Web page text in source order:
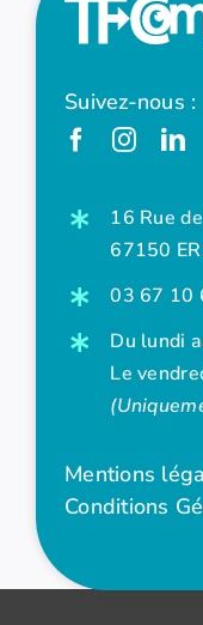
Suivez-nous :
16 Rue
67150
03 67 10
Du lundi
Le
Mentions
Conditions